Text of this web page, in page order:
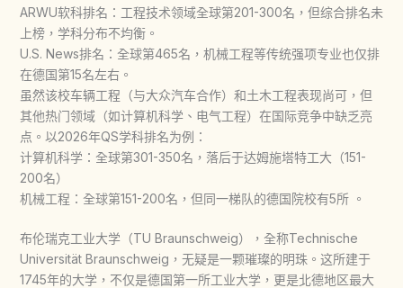
ARWU软科排名：工程技术领域全球第201-300名，但综合排名未
上榜，学科分布不均衡。
U.S. News排名：全球第465名，机械工程等传统强项专业也仅排
在德国第15名左右。
虽然该校车辆工程（与大众汽车合作）和土木工程表现尚可，但
其他热门领域（如计算机科学、电气工程）在国际竞争中缺乏亮
点。以2026年QS学科排名为例：
计算机科学：全球第301-350名，落后于达姆施塔特工大（151-
200名）
机械工程：全球第151-200名，但同一梯队的德国院校有5所 。
布伦瑞克工业大学（TU Braunschweig），全称Technische
Universität Braunschweig，无疑是一颗璀璨的明珠。这所建于
1745年的大学，不仅是德国第一所工业大学，更是北德地区最大